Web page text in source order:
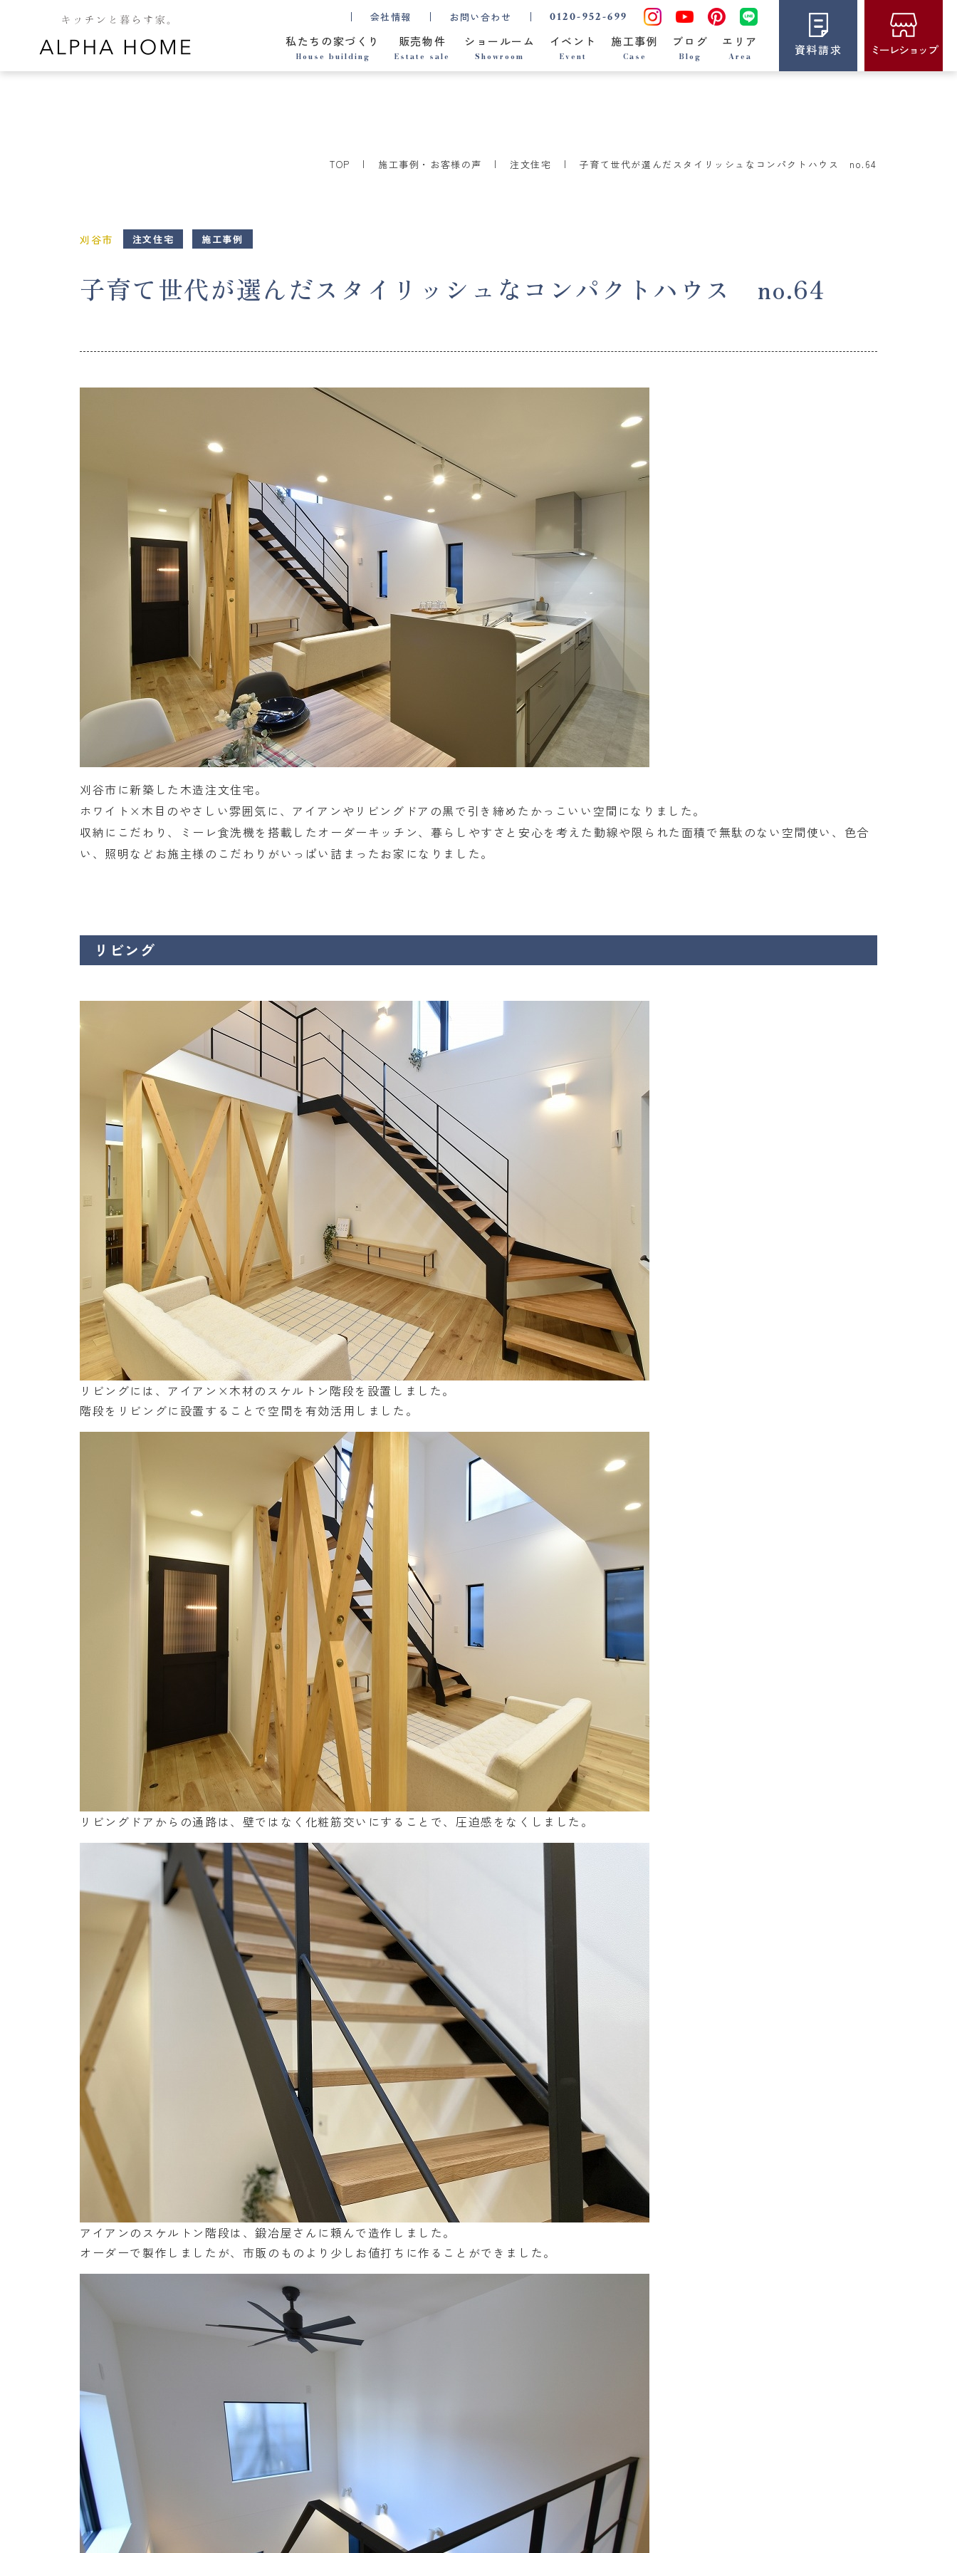
会社情報 お問い合わせ
0120-952-699
私たちの家づくり
House building
販売物件
Estate sale
ショールーム
Showroom
イベント
Event
施工事例
Case
ブログ
Blog
エリア
Area
資料請求 ミーレショップ
TOP 施工事例・お客様の声 注文住宅 子育て世代が選んだスタイリッシュなコンパクトハウス no.64
刈谷市 注文住宅 施工事例
子育て世代が選んだスタイリッシュなコンパクトハウス no.64
刈谷市に新築した木造注文住宅。
ホワイト×木目のやさしい雰囲気に、アイアンやリビングドアの黒で引き締めたかっこいい空間になりました。
収納にこだわり、ミーレ食洗機を搭載したオーダーキッチン、暮らしやすさと安心を考えた動線や限られた面積で無駄のない空間使い、色合
い、照明などお施主様のこだわりがいっぱい詰まったお家になりました。
リビング
リビングには、アイアン×木材のスケルトン階段を設置しました。
階段をリビングに設置することで空間を有効活用しました。
リビングドアからの通路は、壁ではなく化粧筋交いにすることで、圧迫感をなくしました。
アイアンのスケルトン階段は、鍛冶屋さんに頼んで造作しました。
オーダーで製作しましたが、市販のものより少しお値打ちに作ることができました。